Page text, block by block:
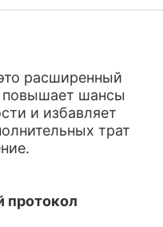
расширенный
повышает шансы
и избавляет
трат
протокол